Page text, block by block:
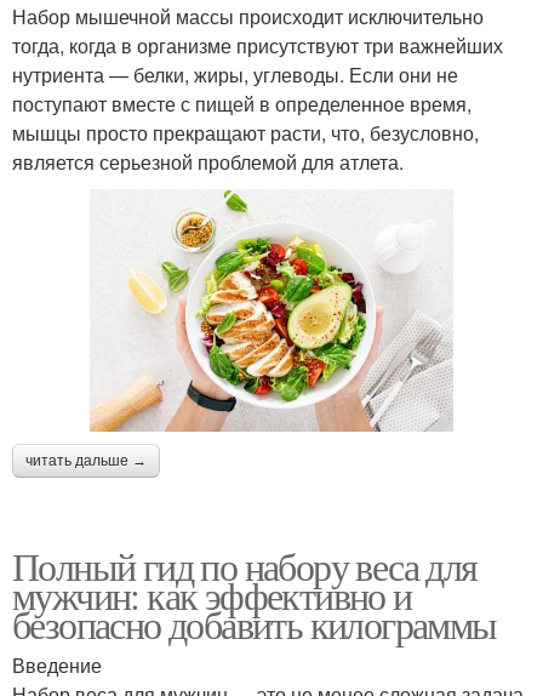
Набор мышечной массы происходит исключительно
тогда, когда в организме присутствуют три важнейших
нутриента — белки, жиры, углеводы. Если они не
поступают вместе с пищей в определенное время,
мышцы просто прекращают расти, что, безусловно,
является серьезной проблемой для атлета.
читать дальше →
Полный гид по набору веса для
мужчин: как эффективно и
безопасно добавить килограммы
Введение